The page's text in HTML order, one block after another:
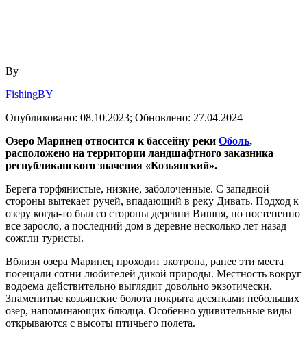
By
FishingBY
Опубликовано: 08.10.2023; Обновлено: 27.04.2024
Озеро Маринец относится к бассейну реки Оболь,
расположено на территории ландшафтного заказника
республиканского значения «Козьянский».
Берега торфянистые, низкие, заболоченные. С западной
стороны вытекает ручей, впадающий в реку Дивать. Подход к
озеру когда-то был со стороны деревни Вишня, но постепенно
все заросло, а последний дом в деревне несколько лет назад
сожгли туристы.
Вблизи озера Маринец проходит экотропа, ранее эти места
посещали сотни любителей дикой природы. Местность вокруг
водоема действительно выглядит довольно экзотически.
Знаменитые козьянские болота покрыта десятками небольших
озер, напоминающих блюдца. Особенно удивительные виды
открываются с высоты птичьего полета.